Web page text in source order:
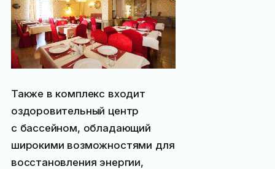
Также в комплекс входит
оздоровительный центр
с бассейном, обладающий
широкими возможностями для
восстановления энергии,